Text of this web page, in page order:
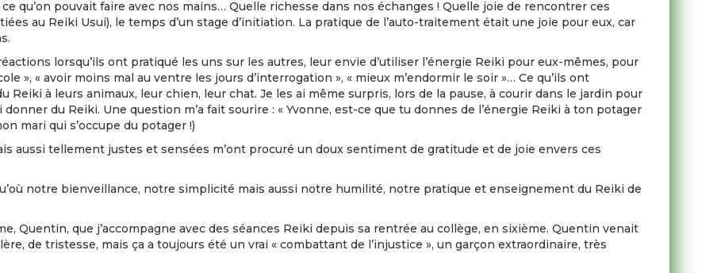
qu’on pouvait faire avec nos mains… Quelle richesse dans nos échanges ! Quelle joie de rencontrer ces
au Reiki Usui), le temps d’un stage d’initiation. La pratique de l’auto-traitement était une joie pour eux, car
lorsqu’ils ont pratiqué les uns sur les autres, leur envie d’utiliser l’énergie Reiki pour eux-mêmes, pour
», « avoir moins mal au ventre les jours d’interrogation », « mieux m’endormir le soir »… Ce qu’ils ont
Reiki à leurs animaux, leur chien, leur chat. Je les ai même surpris, lors de la pause, à courir dans le jardin pour
du Reiki. Une question m’a fait sourire : « Yvonne, est-ce que tu donnes de l’énergie Reiki à ton potager
mari qui s’occupe du potager !)
aussi tellement justes et sensées m’ont procuré un doux sentiment de gratitude et de joie envers ces
notre bienveillance, notre simplicité mais aussi notre humilité, notre pratique et enseignement du Reiki de
Quentin, que j’accompagne avec des séances Reiki depuis sa rentrée au collège, en sixième. Quentin venait
de tristesse, mais ça a toujours été un vrai « combattant de l’injustice », un garçon extraordinaire, très